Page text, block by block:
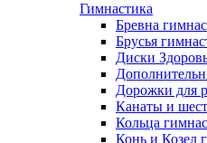
Гимнастика
Бревна
Брусья
Диски
Дорожки для
Канаты и
Кольца
Конь и Козел